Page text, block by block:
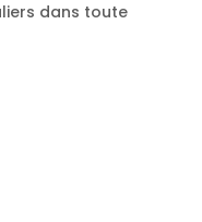
dans toute